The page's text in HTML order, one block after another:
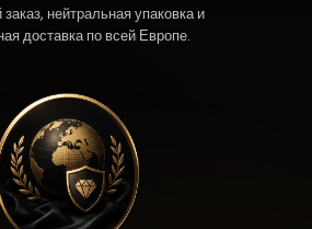
нейтральная упаковка и
доставка по всей Европе.